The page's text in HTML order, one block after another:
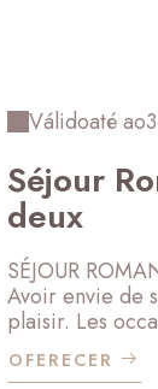
Válidoaté ao
Séjour
deux
SÉJOUR
Avoir envie de
plaisir. Les
OFERECER